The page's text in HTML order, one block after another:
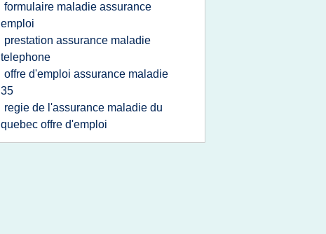
formulaire maladie assurance
emploi
prestation assurance maladie
telephone
offre d'emploi assurance maladie
35
regie de l'assurance maladie du
quebec offre d'emploi